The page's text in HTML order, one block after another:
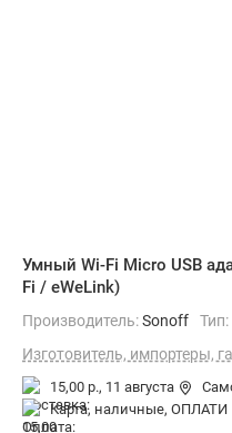
Умный Wi-Fi Micro USB
Fi / eWeLink)
Производитель:Sonoff Тип:
Изготовитель, импортеры,
15,00 р., 11 августа
карта, наличные, ОПЛАТИ